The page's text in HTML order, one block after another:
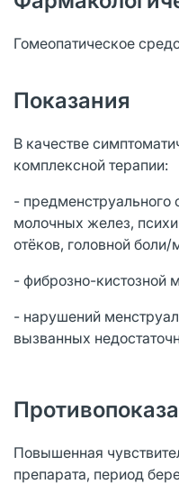
Гомеопатическое
Показания
В качестве
комплексной терапии:
-
молочных желез,
отёков, головной боли/
- фиброзно-кистозной
- нарушений
вызванных
Повышенная
препарата, период